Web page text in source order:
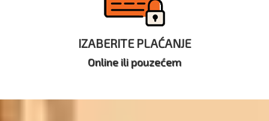
IZABERITE PLAĆANJE
Online ili pouzećem